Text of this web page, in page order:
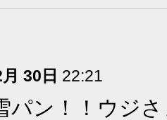
30日 22:21
パン！！ウジ